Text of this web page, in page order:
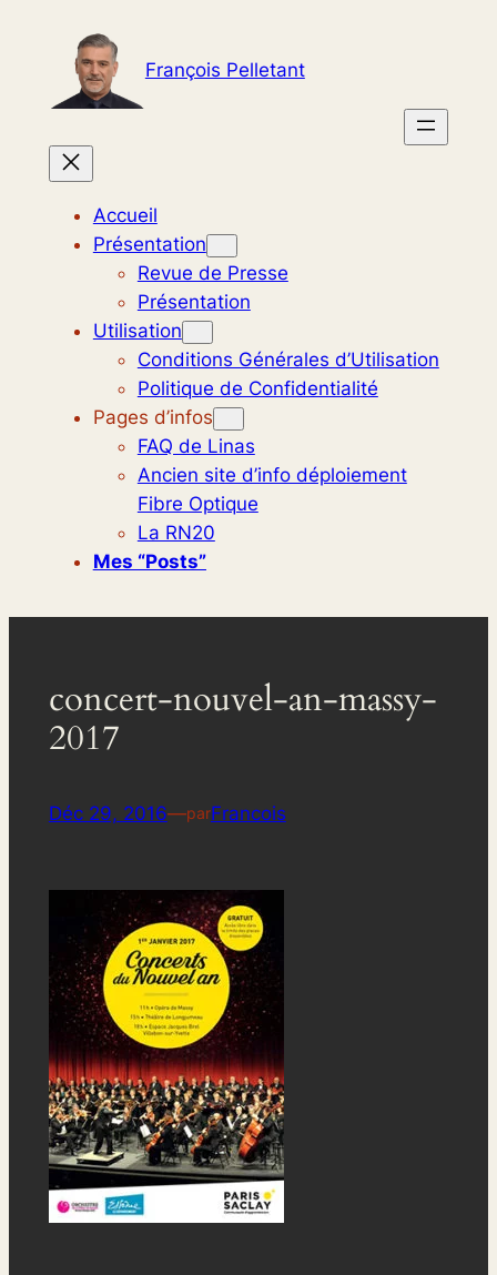
contenu
François Pelletant
Accueil
Présentation
Revue de Presse
Présentation
Utilisation
Conditions Générales d’Utilisation
Politique de Confidentialité
Pages d’infos
FAQ de Linas
Ancien site d’info déploiement
Fibre Optique
La RN20
Mes “posts”
concert-nouvel-an-massy-
2017
Déc 29, 2016—parFrancois